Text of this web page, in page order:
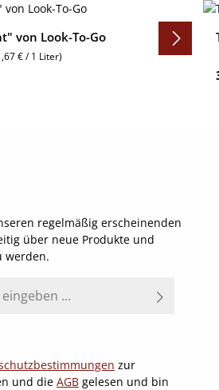
von Look-To-Go
€ / 1 Liter)
regelmäßig erscheinenden
über neue Produkte und
werden.
zur
und die AGB gelesen und bin